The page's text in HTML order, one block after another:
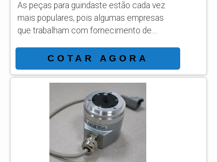
As peças para guindaste estão cada vez
mais populares, pois algumas empresas
que trabalham com fornecimento de
componentes, e materiais de reposição. É
importante que uma empresa qualificada
tenha um amplo estoque de peças, e uma
equipe de profissionais treinados,
possibilitando aos clientes as melhores
condições para aquisição do material, além
de um ágil processo de importação.
MATERIAIS PARA GUINDASTES Válvulas
hidráulicas; Bombas de óleo; Bombas
COTAR AGORA